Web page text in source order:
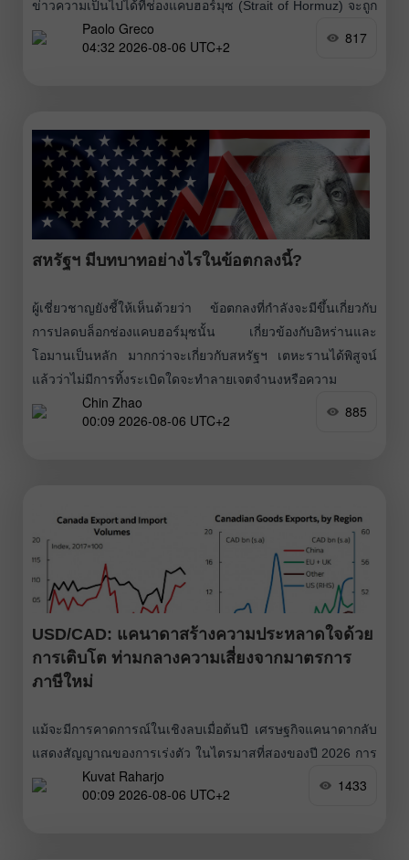
ข่าวความเป็นไปได้ที่ช่องแคบฮอร์มุซ (Strait of Hormuz) จะถูก
เปิดอีกครั้ง และในตอนนี้แทบไม่มีใครคิดถึง “ถังน้ำเย็น” ที่อาจ
สาดใส่ตลาดได้ทุกเมื่อ อย่างไรก็ตาม เราขอเน้นตั้งแต่ต้นว่า ใน
Paolo Greco
04:32 2026-08-06 UTC+2
817
สหรัฐฯ มีบทบาทอย่างไรในข้อตกลงนี้?
ผู้เชี่ยวชาญยังชี้ให้เห็นด้วยว่า ข้อตกลงที่กำลังจะมีขึ้นเกี่ยวกับ
การปลดบล็อกช่องแคบฮอร์มุซนั้น เกี่ยวข้องกับอิหร่านและ
โอมานเป็นหลัก มากกว่าจะเกี่ยวกับสหรัฐฯ เตหะรานได้พิสูจน์
แล้วว่าไม่มีการทิ้งระเบิดใดจะทำลายเจตจำนงหรือความ
ต้องการควบคุมช่องแคบนี้ของตนได้ ข้อตกลงที่คาดการณ์กันนี้
ระบุว่า เรือจะสามารถเข้าสู่ อ่าวเปอร์เซีย ผ่าน
Chin Zhao
00:09 2026-08-06 UTC+2
885
USD/CAD: แคนาดาสร้างความประหลาดใจด้วย
การเติบโต ท่ามกลางความเสี่ยงจากมาตรการ
ภาษีใหม่
แม้จะมีการคาดการณ์ในเชิงลบเมื่อต้นปี เศรษฐกิจแคนาดากลับ
แสดงสัญญาณของการเร่งตัว ในไตรมาสที่สองของปี 2026 การ
เติบโตคาดว่าจะอยู่ที่ราว 2.5% เมื่อเทียบกับช่วงเดียวกันของปี
ก่อน ซึ่งแข็งแกร่งกว่าการขยายตัวที่แทบไม่ขยับในไตรมาสแรก
Kuvat Raharjo
00:09 2026-08-06 UTC+2
1433